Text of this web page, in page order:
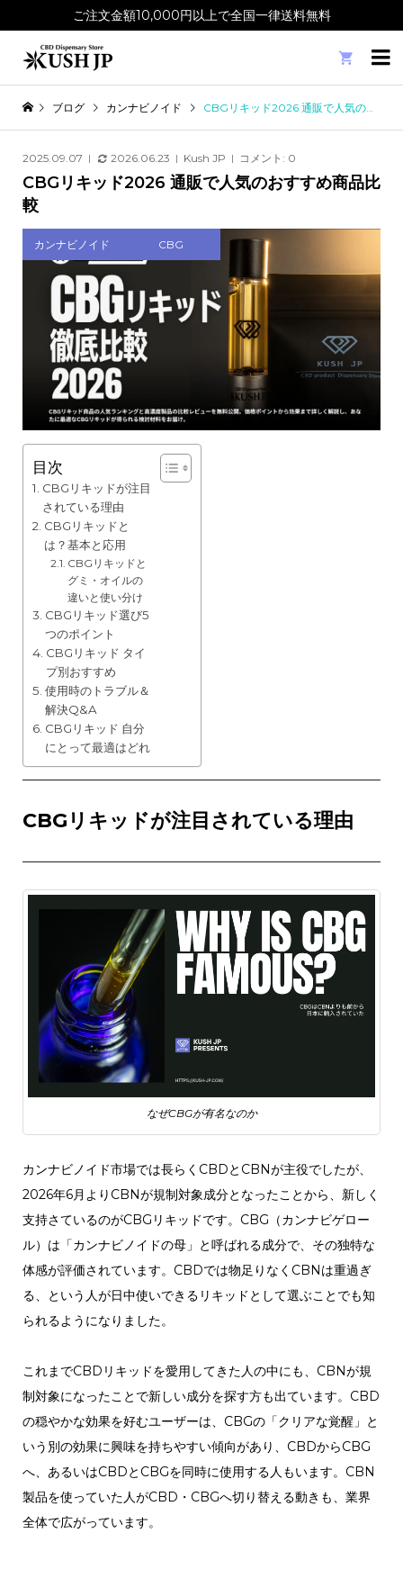
ご注文金額10,000円以上で全国一律送料無料

ブログ カンナビノイド CBGリキッド2026 通販で人気のおすすめ商品比較
2025.09.07 2026.06.23 Kush JP コメント: 0
CBGリキッド2026 通販で人気のおすすめ商品比
較
カンナビノイド CBG
目次
CBGリキッドが注目
されている理由
CBGリキッドと
は？基本と応用
CBGリキッドと
グミ・オイルの
違いと使い分け
CBGリキッド選び5
つのポイント
CBGリキッド タイ
プ別おすすめ
使用時のトラブル＆
解決Q&A
CBGリキッド 自分
にとって最適はどれ
CBGリキッドが注目されている理由
なぜCBGが有名なのか
カンナビノイド市場では長らくCBDとCBNが主役でしたが、
2026年6月よりCBNが規制対象成分となったことから、新しく
支持さているのがCBGリキッドです。CBG（カンナビゲロー
ル）は「カンナビノイドの母」と呼ばれる成分で、その独特な
体感が評価されています。CBDでは物足りなくCBNは重過ぎ
る、という人が日中使いできるリキッドとして選ぶことでも知
られるようになりました。
これまでCBDリキッドを愛用してきた人の中にも、CBNが規
制対象になったことで新しい成分を探す方も出ています。CBD
の穏やかな効果を好むユーザーは、CBGの「クリアな覚醒」と
いう別の効果に興味を持ちやすい傾向があり、CBDからCBG
へ、あるいはCBDとCBGを同時に使用する人もいます。CBN
製品を使っていた人がCBD・CBGへ切り替える動きも、業界
全体で広がっています。